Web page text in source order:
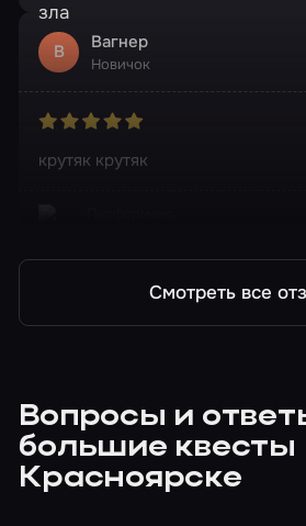
В Вагнер
Новичок
крутяк крутяк
Смотреть все
Вопросы и
большие квесты
Красноярске